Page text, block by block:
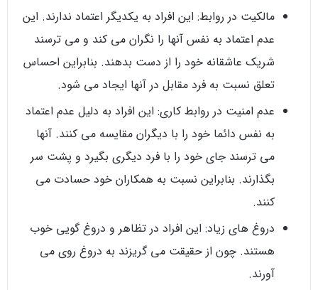
مالکیت در روابط: این افراد به یکدیگر اعتماد ندارند. این
عدم اعتماد به نفس آنها را نگران می کند و می ترسند
شریک عاشقانه خود را از دست بدهند. بنابراین احساس
تعلق نسبت به فرد مقابل در آنها ایجاد می شود.
عدم امنیت در روابط کاری: این افراد به دلیل عدم اعتماد
به نفس دائما خود را با دیگران مقایسه می کنند. آنها
می ترسند جای خود را با فرد دیگری بگیرد و پشت سر
بگذارند. بنابراین نسبت به همکاران خود حسادت می
کنند.
دروغ های زیاد: این افراد در تظاهر و دروغ گویی خوب
هستند. چون از حقیقت می گریزند به دروغ روی می
آورند.